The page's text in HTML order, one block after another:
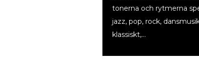
tonerna och rytmerna
jazz, pop, rock,
klassiskt,…